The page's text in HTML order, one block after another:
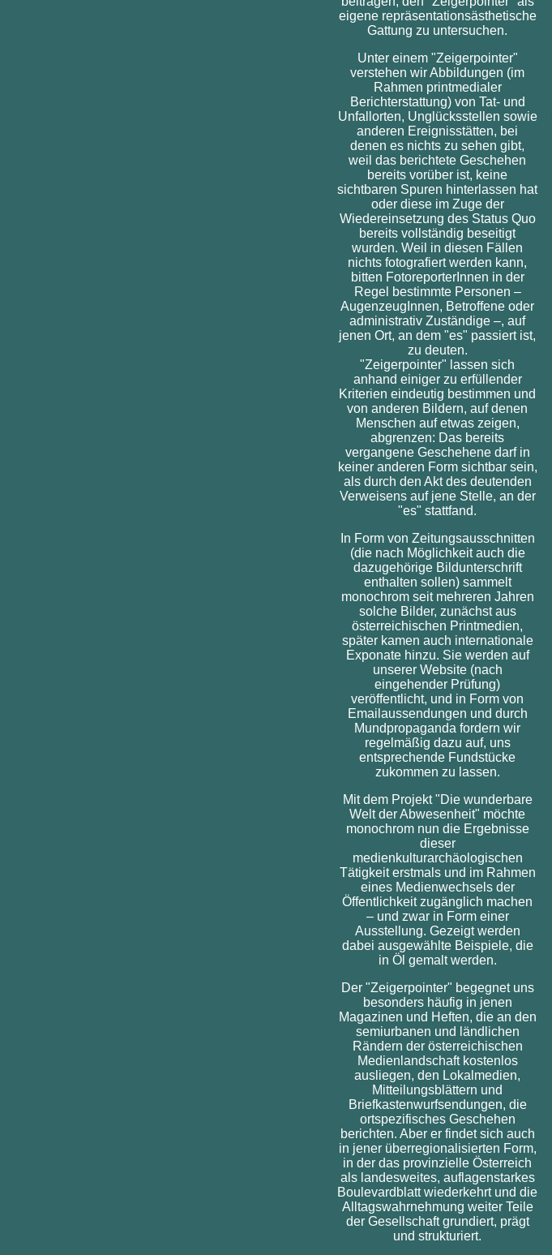
eigene repräsentationsästhetische
Gattung zu untersuchen.
Unter einem "Zeigerpointer"
verstehen wir Abbildungen (im
Rahmen printmedialer
Berichterstattung) von Tat- und
Unfallorten, Unglücksstellen sowie
anderen Ereignisstätten, bei
denen es nichts zu sehen gibt,
weil das berichtete Geschehen
bereits vorüber ist, keine
sichtbaren Spuren hinterlassen hat
oder diese im Zuge der
Wiedereinsetzung des Status Quo
bereits vollständig beseitigt
wurden. Weil in diesen Fällen
nichts fotografiert werden kann,
bitten FotoreporterInnen in der
Regel bestimmte Personen –
AugenzeugInnen, Betroffene oder
administrativ Zuständige –, auf
jenen Ort, an dem "es" passiert ist,
zu deuten.
"Zeigerpointer" lassen sich
anhand einiger zu erfüllender
Kriterien eindeutig bestimmen und
von anderen Bildern, auf denen
Menschen auf etwas zeigen,
abgrenzen: Das bereits
vergangene Geschehene darf in
keiner anderen Form sichtbar sein,
als durch den Akt des deutenden
Verweisens auf jene Stelle, an der
"es" stattfand.
In Form von Zeitungsausschnitten
(die nach Möglichkeit auch die
dazugehörige Bildunterschrift
enthalten sollen) sammelt
monochrom seit mehreren Jahren
solche Bilder, zunächst aus
österreichischen Printmedien,
später kamen auch internationale
Exponate hinzu. Sie werden auf
unserer Website (nach
eingehender Prüfung)
veröffentlicht, und in Form von
Emailaussendungen und durch
Mundpropaganda fordern wir
regelmäßig dazu auf, uns
entsprechende Fundstücke
zukommen zu lassen.
Mit dem Projekt "Die wunderbare
Welt der Abwesenheit" möchte
monochrom nun die Ergebnisse
dieser
medienkulturarchäologischen
Tätigkeit erstmals und im Rahmen
eines Medienwechsels der
Öffentlichkeit zugänglich machen
– und zwar in Form einer
Ausstellung. Gezeigt werden
dabei ausgewählte Beispiele, die
in Öl gemalt werden.
Der "Zeigerpointer" begegnet uns
besonders häufig in jenen
Magazinen und Heften, die an den
semiurbanen und ländlichen
Rändern der österreichischen
Medienlandschaft kostenlos
ausliegen, den Lokalmedien,
Mitteilungsblättern und
Briefkastenwurfsendungen, die
ortspezifisches Geschehen
berichten. Aber er findet sich auch
in jener überregionalisierten Form,
in der das provinzielle Österreich
als landesweites, auflagenstarkes
Boulevardblatt wiederkehrt und die
Alltagswahrnehmung weiter Teile
der Gesellschaft grundiert, prägt
und strukturiert.